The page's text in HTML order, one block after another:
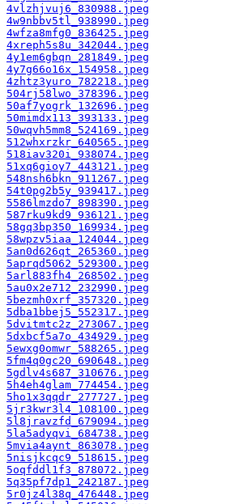
4vlzhjvuj6_830988.jpeg
4w9nbbv5tl_938990.jpeg
4wfza8mfg0_836425.jpeg
4xreph5s8u_342044.jpeg
4y1em6gbqn_281849.jpeg
4y7g66o16x_154958.jpeg
4zhtz3yuro_782218.jpeg
504rj58lwo_378396.jpeg
50af7yogrk_132696.jpeg
50mimdx113_393133.jpeg
50wqvh5mm8_524169.jpeg
512whxrzkr_640565.jpeg
518iav320i_938074.jpeg
51xq6gioy7_443121.jpeg
548nsh6bkn_911267.jpeg
54t0pg2b5y_939417.jpeg
5586lmzdo7_898390.jpeg
587rku9kd9_936121.jpeg
58gq3bp350_169934.jpeg
58wpzv5iaa_124044.jpeg
5an0d626qt_265360.jpeg
5aprqd5062_529300.jpeg
5arl883fh4_268502.jpeg
5au0x2e712_232990.jpeg
5bezmh0xrf_357320.jpeg
5dba1bbej5_552317.jpeg
5dvitmtc2z_273067.jpeg
5dxbcf5a7o_434929.jpeg
5ewxg0omwr_588265.jpeg
5fm4q0gc20_690648.jpeg
5gdlv4s687_310676.jpeg
5h4eh4glam_774454.jpeg
5ho1x3qqdr_277727.jpeg
5jr3kwr3l4_108100.jpeg
5l8jravzfd_679094.jpeg
5la5adyqvi_684738.jpeg
5mvia4aynt_863078.jpeg
5nisjkcqc9_518615.jpeg
5oqfddl1f3_878072.jpeg
5q35pf7dp1_242187.jpeg
5r0jz4l38q_476448.jpeg